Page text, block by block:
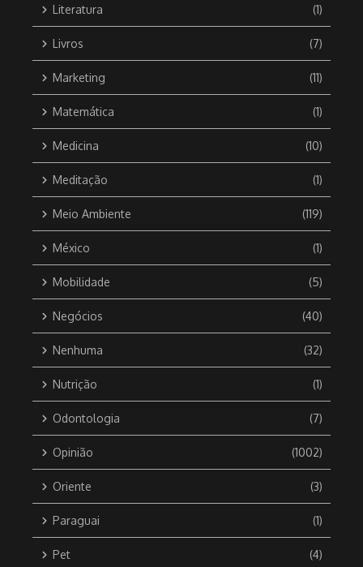
Literatura (1)
Livros (7)
Marketing (11)
Matemática (1)
Medicina (10)
Meditação (1)
Meio Ambiente (119)
México (1)
Mobilidade (5)
Negócios (40)
Nenhuma (32)
Nutrição (1)
Odontologia (7)
Opinião (1002)
Oriente (3)
Paraguai (1)
Pet (4)